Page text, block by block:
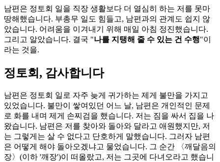
남편은 정토회 일을 직장 생활보다 더 열심히 하는 저를 못마
땅해했습니다. 부총무 일도 힘들고, 남편과의 관계도 쉽지 않
았습니다. 어려움을 이겨내기 위해 매일 아침 정진했습니다.
그리고 알았습니다. 결국 "나를 지탱해 줄 수 있는 건 수행"이
라는 것을.
정토회, 감사합니다
남편은 정토회 일로 자주 늦게 귀가하는 제게 불만을 가지고
있었습니다. 불만이 쌓여있던 어느 날, 남편은 개인적인 문제
로 화를 내며 제게 손찌검을 했습니다. 저는 짐을 싸서 집을 나
왔습니다. 남편은 저를 찾아와 돌아와 달라고 애원했지만, 저
는 그렇게는 살 수 없다고 단호하게 말했습니다. 그러자 남편
은 어떻게 해야 돌아오겠냐고 물었습니다. 그 순간 〈깨달음의
장〉(이하 '깨장')이 떠올랐고, 저는 그곳에 다녀오라고 했습니